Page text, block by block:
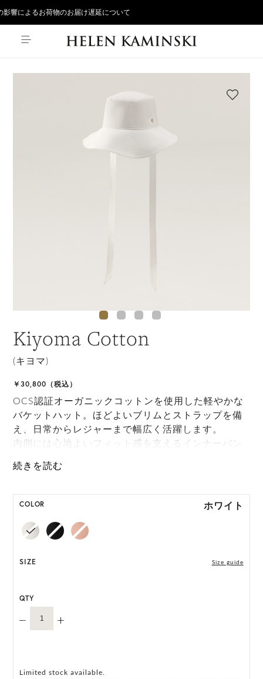
響によるお荷物のお届け遅延について
Kiyoma Cotton
(キヨマ)
￥30,800（税込）
OCS認証オーガニックコットンを使用した軽やかな
バケットハット。ほどよいブリムとストラップを備
え、日常からレジャーまで幅広く活躍します。
内側には心地よいフィット感を支えるインナーバン
M, L 展開の商品:M 57.5cm, L 59.5cm
*ハンドメイド製品のサイズには微小の個体差がござ
います。
COLOR ホワイト
SIZE Size guide
QTY
Limited stock available.